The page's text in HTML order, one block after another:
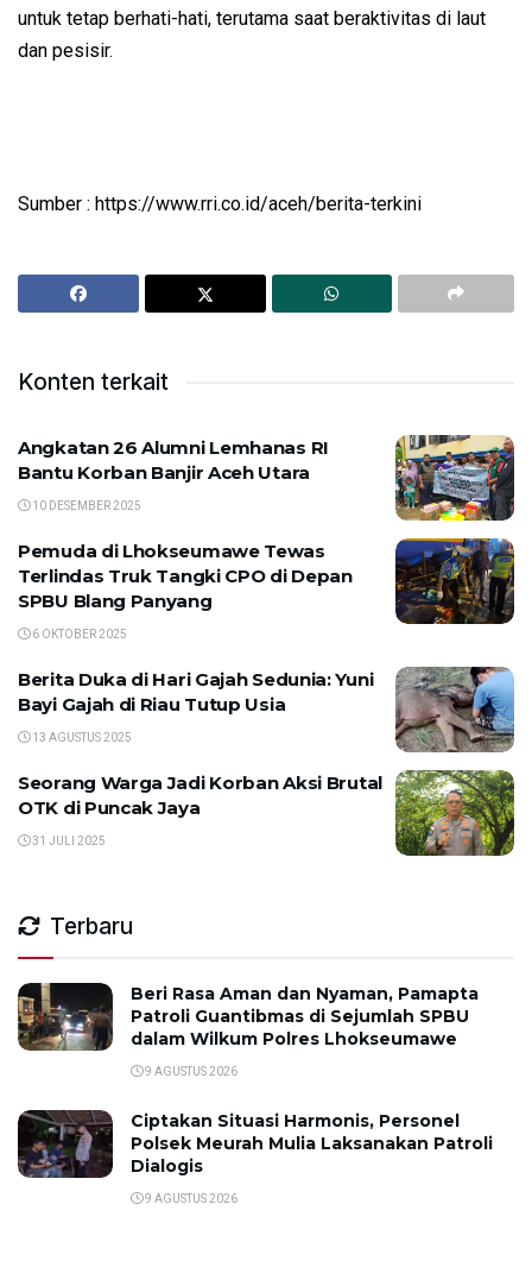
untuk tetap berhati-hati, terutama saat beraktivitas di laut
dan pesisir.
Sumber : https://www.rri.co.id/aceh/berita-terkini
Konten terkait
Angkatan 26 Alumni Lemhanas RI
Bantu Korban Banjir Aceh Utara
10 DESEMBER 2025
Pemuda di Lhokseumawe Tewas
Terlindas Truk Tangki CPO di Depan
SPBU Blang Panyang
6 OKTOBER 2025
Berita Duka di Hari Gajah Sedunia: Yuni
Bayi Gajah di Riau Tutup Usia
13 AGUSTUS 2025
Seorang Warga Jadi Korban Aksi Brutal
OTK di Puncak Jaya
31 JULI 2025
Terbaru
Beri Rasa Aman dan Nyaman, Pamapta
Patroli Guantibmas di Sejumlah SPBU
dalam Wilkum Polres Lhokseumawe
9 AGUSTUS 2026
Ciptakan Situasi Harmonis, Personel
Polsek Meurah Mulia Laksanakan Patroli
Dialogis
9 AGUSTUS 2026